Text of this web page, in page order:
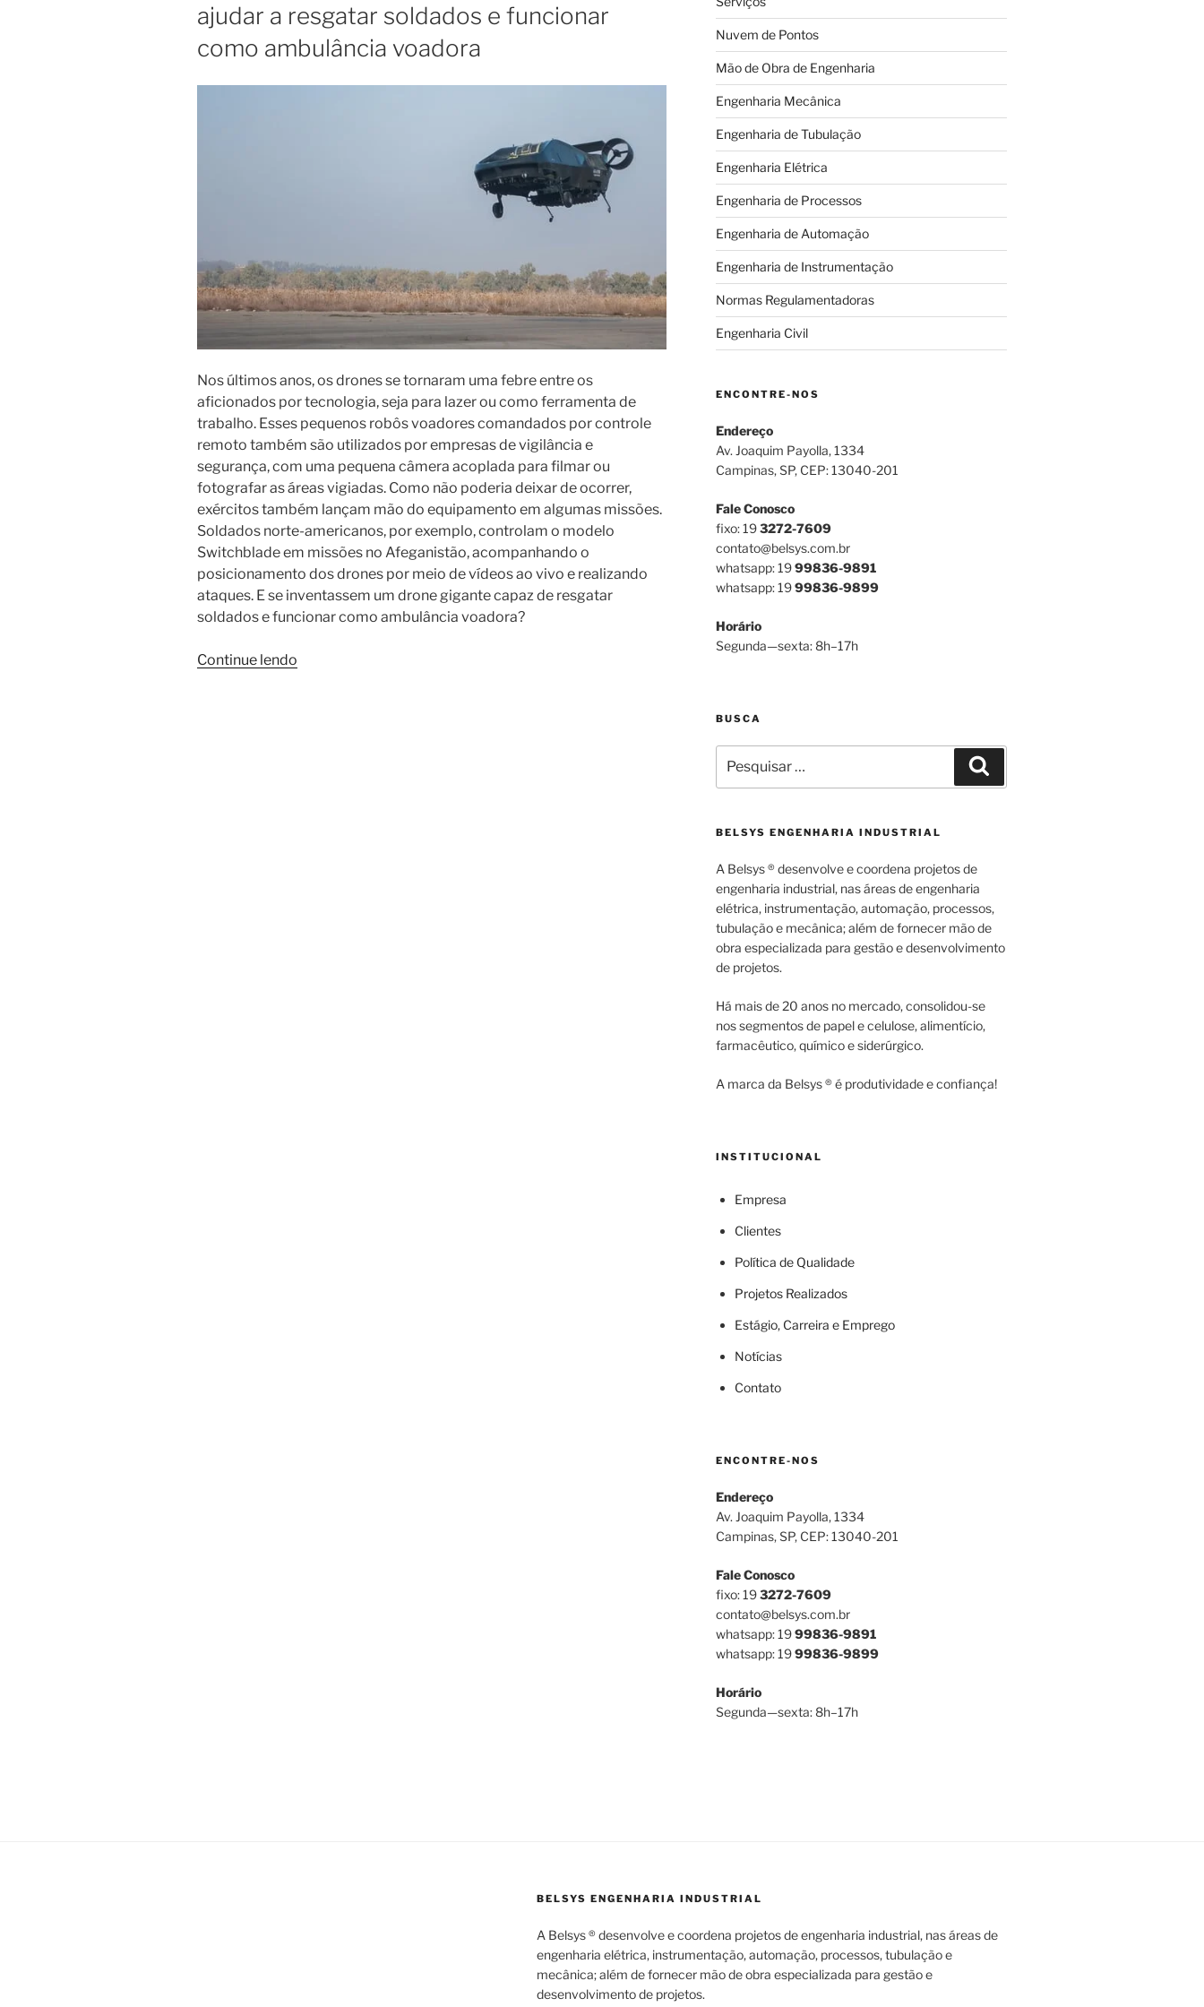
ajudar a resgatar soldados e funcionar
como ambulância voadora
Nos últimos anos, os drones se tornaram uma febre entre os
aficionados por tecnologia, seja para lazer ou como ferramenta de
trabalho. Esses pequenos robôs voadores comandados por controle
remoto também são utilizados por empresas de vigilância e
segurança, com uma pequena câmera acoplada para filmar ou
fotografar as áreas vigiadas. Como não poderia deixar de ocorrer,
exércitos também lançam mão do equipamento em algumas missões.
Soldados norte-americanos, por exemplo, controlam o modelo
Switchblade em missões no Afeganistão, acompanhando o
posicionamento dos drones por meio de vídeos ao vivo e realizando
ataques. E se inventassem um drone gigante capaz de resgatar
soldados e funcionar como ambulância voadora?
Continue lendo
Nuvem de Pontos
Mão de Obra de Engenharia
Engenharia Mecânica
Engenharia de Tubulação
Engenharia Elétrica
Engenharia de Processos
Engenharia de Automação
Engenharia de Instrumentação
Normas Regulamentadoras
Engenharia Civil
ENCONTRE-NOS
Endereço
Av. Joaquim Payolla, 1334
Campinas, SP, CEP: 13040-201
Fale Conosco
fixo: 193272-7609
contato@belsys.com.br
whatsapp: 1999836-9891
whatsapp: 1999836-9899
Horário
Segunda—sexta: 8h–17h
BUSCA
por:
BELSYS ENGENHARIA INDUSTRIAL
A Belsys ® desenvolve e coordena projetos de
engenharia industrial, nas áreas de engenharia
elétrica, instrumentação, automação, processos,
tubulação e mecânica; além de fornecer mão de
obra especializada para gestão e desenvolvimento
de projetos.
Há mais de 20 anos no mercado, consolidou-se
nos segmentos de papel e celulose, alimentício,
farmacêutico, químico e siderúrgico.
A marca da Belsys ® é produtividade e confiança!
INSTITUCIONAL
Empresa
Clientes
Política de Qualidade
Projetos Realizados
Estágio, Carreira e Emprego
Notícias
Contato
ENCONTRE-NOS
Endereço
Av. Joaquim Payolla, 1334
Campinas, SP, CEP: 13040-201
Fale Conosco
fixo: 193272-7609
contato@belsys.com.br
whatsapp: 1999836-9891
whatsapp: 1999836-9899
Horário
Segunda—sexta: 8h–17h
BELSYS ENGENHARIA INDUSTRIAL
A Belsys ® desenvolve e coordena projetos de engenharia industrial, nas áreas de
engenharia elétrica, instrumentação, automação, processos, tubulação e
mecânica; além de fornecer mão de obra especializada para gestão e
desenvolvimento de projetos.